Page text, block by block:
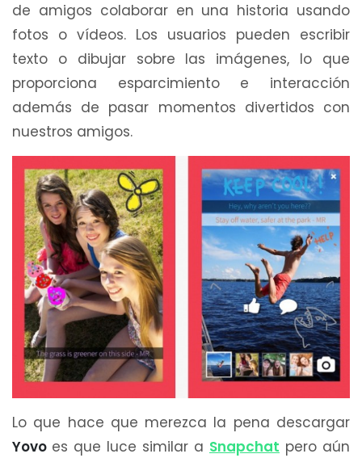
de amigos colaborar en una historia usando
fotos o vídeos. Los usuarios pueden escribir
texto o dibujar sobre las imágenes, lo que
proporciona esparcimiento e interacción
además de pasar momentos divertidos con
nuestros amigos.
Lo que hace que merezca la pena descargar
Yovo es que luce similar a Snapchat pero aún